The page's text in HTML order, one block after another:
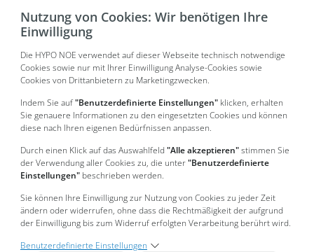
Nutzung von Cookies: Wir benötigen Ihre
Einwilligung
Die HYPO NOE verwendet auf dieser Webseite technisch notwendige
Cookies sowie nur mit Ihrer Einwilligung Analyse-Cookies sowie
Cookies von Drittanbietern zu Marketingzwecken.
Indem Sie auf"Benutzerdefinierte Einstellungen" klicken, erhalten
Sie genauere Informationen zu den eingesetzten Cookies und können
diese nach Ihren eigenen Bedürfnissen anpassen.
Durch einen Klick auf das Auswahlfeld "Alle akzeptieren"stimmen Sie
der Verwendung aller Cookies zu, die unter"Benutzerdefinierte
Einstellungen" beschrieben werden.
Sie können Ihre Einwilligung zur Nutzung von Cookies zu jeder Zeit
ändern oder widerrufen, ohne dass die Rechtmäßigkeit der aufgrund
der Einwilligung bis zum Widerruf erfolgten Verarbeitung berührt wird.
Benutzerdefinierte Einstellungen